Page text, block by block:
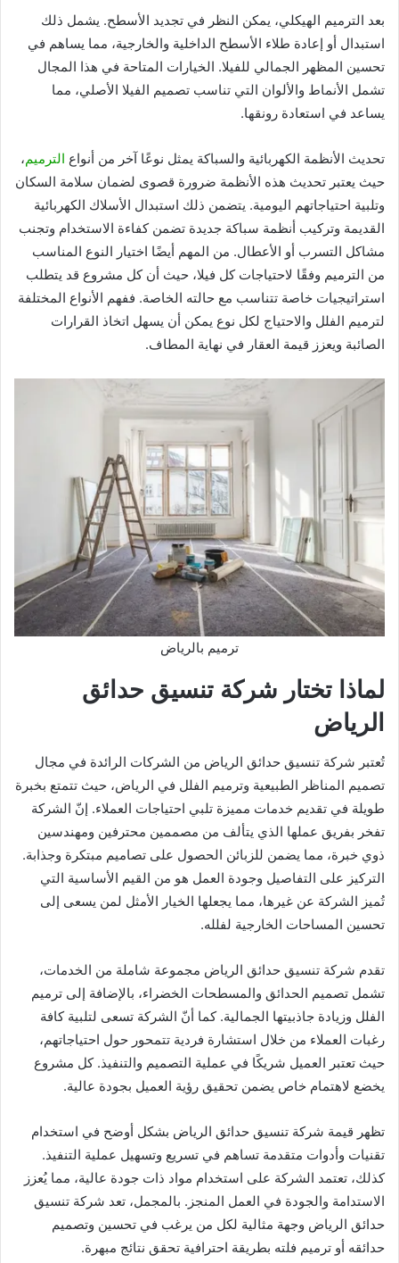
بعد الترميم الهيكلي، يمكن النظر في تجديد الأسطح. يشمل ذلك
استبدال أو إعادة طلاء الأسطح الداخلية والخارجية، مما يساهم في
تحسين المظهر الجمالي للفيلا. الخيارات المتاحة في هذا المجال
تشمل الأنماط والألوان التي تناسب تصميم الفيلا الأصلي، مما
يساعد في استعادة رونقها.
تحديث الأنظمة الكهربائية والسباكة يمثل نوعًا آخر من أنواع الترميم،
حيث يعتبر تحديث هذه الأنظمة ضرورة قصوى لضمان سلامة السكان
وتلبية احتياجاتهم اليومية. يتضمن ذلك استبدال الأسلاك الكهربائية
القديمة وتركيب أنظمة سباكة جديدة تضمن كفاءة الاستخدام وتجنب
مشاكل التسرب أو الأعطال. من المهم أيضًا اختيار النوع المناسب
من الترميم وفقًا لاحتياجات كل فيلا، حيث أن كل مشروع قد يتطلب
استراتيجيات خاصة تتناسب مع حالته الخاصة. ففهم الأنواع المختلفة
لترميم الفلل والاحتياج لكل نوع يمكن أن يسهل اتخاذ القرارات
الصائبة ويعزز قيمة العقار في نهاية المطاف.
ترميم بالرياض
لماذا تختار شركة تنسيق حدائق
الرياض
تُعتبر شركة تنسيق حدائق الرياض من الشركات الرائدة في مجال
تصميم المناظر الطبيعية وترميم الفلل في الرياض، حيث تتمتع بخبرة
طويلة في تقديم خدمات مميزة تلبي احتياجات العملاء. إنّ الشركة
تفخر بفريق عملها الذي يتألف من مصممين محترفين ومهندسين
ذوي خبرة، مما يضمن للزبائن الحصول على تصاميم مبتكرة وجذابة.
التركيز على التفاصيل وجودة العمل هو من القيم الأساسية التي
تُميز الشركة عن غيرها، مما يجعلها الخيار الأمثل لمن يسعى إلى
تحسين المساحات الخارجية لفلله.
تقدم شركة تنسيق حدائق الرياض مجموعة شاملة من الخدمات،
تشمل تصميم الحدائق والمسطحات الخضراء، بالإضافة إلى ترميم
الفلل وزيادة جاذبيتها الجمالية. كما أنّ الشركة تسعى لتلبية كافة
رغبات العملاء من خلال استشارة فردية تتمحور حول احتياجاتهم،
حيث تعتبر العميل شريكًا في عملية التصميم والتنفيذ. كل مشروع
يخضع لاهتمام خاص يضمن تحقيق رؤية العميل بجودة عالية.
تظهر قيمة شركة تنسيق حدائق الرياض بشكل أوضح في استخدام
تقنيات وأدوات متقدمة تساهم في تسريع وتسهيل عملية التنفيذ.
كذلك، تعتمد الشركة على استخدام مواد ذات جودة عالية، مما يُعزز
الاستدامة والجودة في العمل المنجز. بالمجمل، تعد شركة تنسيق
حدائق الرياض وجهة مثالية لكل من يرغب في تحسين وتصميم
حدائقه أو ترميم فلته بطريقة احترافية تحقق نتائج مبهرة.